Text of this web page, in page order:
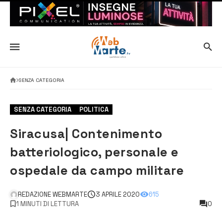
SENZA CATEGORIA
SENZA CATEGORIA POLITICA
Siracusa| Contenimento
batteriologico, personale e
ospedale da campo militare
REDAZIONE WEBMARTE 3 APRILE 2020
615
1 MINUTI DI LETTURA
0